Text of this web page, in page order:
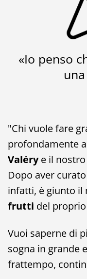
«Io penso
"Chi vuole fare
profondamente
Valérye il nostro
Dopo aver
infatti, è giunto il
frutti del
Vuoi saperne di
sogna in grande
frattempo,